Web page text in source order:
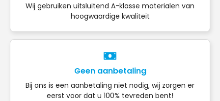
Wij gebruiken uitsluitend A-klasse materialen van
hoogwaardige kwaliteit
Geen aanbetaling
Bij ons is een aanbetaling niet nodig, wij zorgen er
eerst voor dat u 100% tevreden bent!